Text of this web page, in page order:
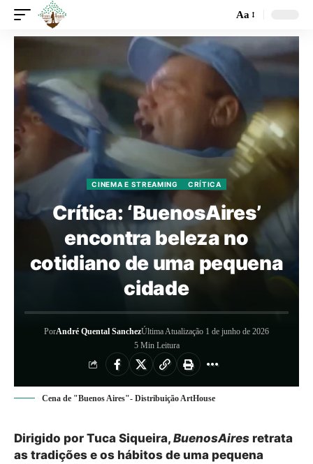
Aa
CINEMA E STREAMING CRÍTICA
Crítica: ‘BuenosAires’
encontra beleza no
cotidiano de uma pequena
cidade
PorAndré Quental SanchezÚltima Atualização 1 de junho de 2026
5 Min Leitura
Cena de "Buenos Aires"- Distribuição ArtHouse
Dirigido por Tuca Siqueira, BuenosAires retrata
as tradições e os hábitos de uma pequena